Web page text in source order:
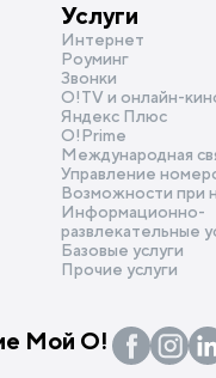
Услуги
Интернет
Роуминг
Звонки
O!TV и онлайн-
Яндекс Плюс
О!Prime
Международная
Управление
Возможности при
Информационно-
развлекательные
Базовые услуги
Прочие услуги
Мой О!